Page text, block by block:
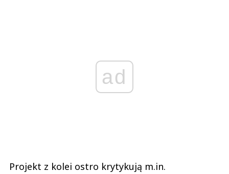
ad
Projekt z kolei ostro krytykują m.in.